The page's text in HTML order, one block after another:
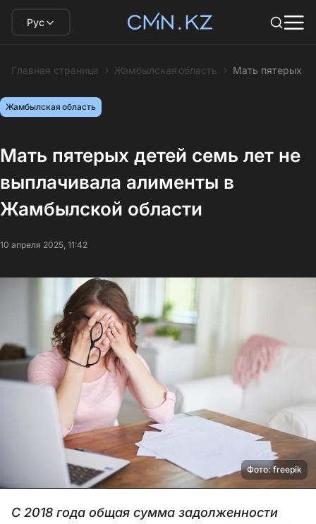
Рус
Главная страница Жамбылская область Мать пятерых
Жамбылская область
Мать пятерых детей семь лет не
выплачивала алименты в
Жамбылской области
10 апреля 2025, 11:42
Фото: freepik
С 2018 года общая сумма задолженности